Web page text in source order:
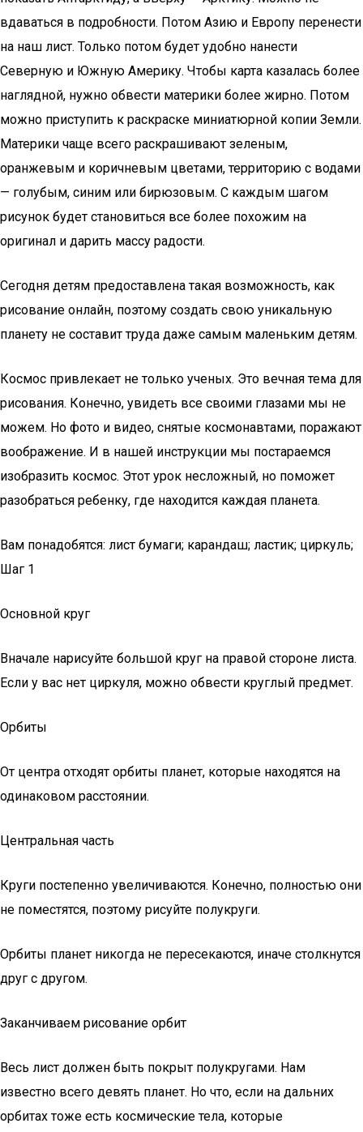
вдаваться в подробности. Потом Азию и Европу перенести
на наш лист. Только потом будет удобно нанести
Северную и Южную Америку. Чтобы карта казалась более
наглядной, нужно обвести материки более жирно. Потом
можно приступить к раскраске миниатюрной копии Земли.
Материки чаще всего раскрашивают зеленым,
оранжевым и коричневым цветами, территорию с водами
— голубым, синим или бирюзовым. С каждым шагом
рисунок будет становиться все более похожим на
оригинал и дарить массу радости.
Сегодня детям предоставлена такая возможность, как
рисование онлайн, поэтому создать свою уникальную
планету не составит труда даже самым маленьким детям.
Космос привлекает не только ученых. Это вечная тема для
рисования. Конечно, увидеть все своими глазами мы не
можем. Но фото и видео, снятые космонавтами, поражают
воображение. И в нашей инструкции мы постараемся
изобразить космос. Этот урок несложный, но поможет
разобраться ребенку, где находится каждая планета.
Вам понадобятся: лист бумаги; карандаш; ластик; циркуль;
Шаг 1
Основной круг
Вначале нарисуйте большой круг на правой стороне листа.
Если у вас нет циркуля, можно обвести круглый предмет.
Орбиты
От центра отходят орбиты планет, которые находятся на
одинаковом расстоянии.
Центральная часть
Круги постепенно увеличиваются. Конечно, полностью они
не поместятся, поэтому рисуйте полукруги.
Орбиты планет никогда не пересекаются, иначе столкнутся
друг с другом.
Заканчиваем рисование орбит
Весь лист должен быть покрыт полукругами. Нам
известно всего девять планет. Но что, если на дальних
орбитах тоже есть космические тела, которые